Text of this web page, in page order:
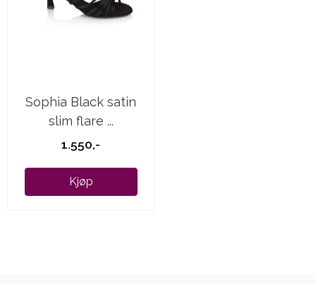
Sophia Black satin
slim flare ...
1.550,-
Kjøp